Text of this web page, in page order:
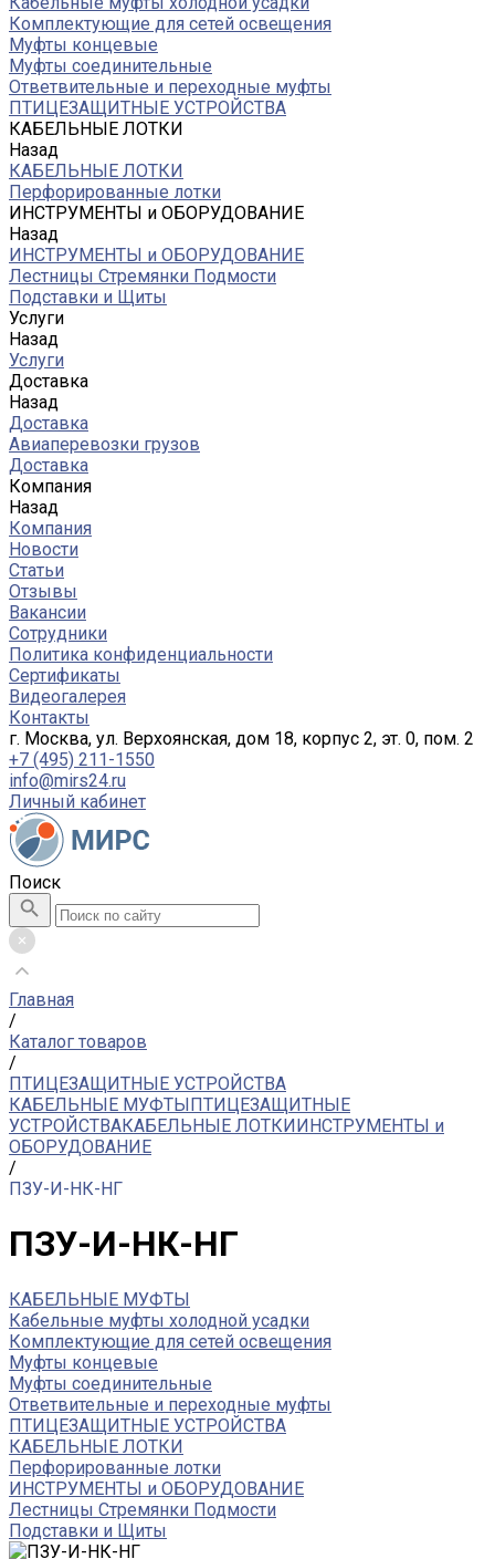
Комплектующие для сетей освещения
Муфты концевые
Муфты соединительные
Ответвительные и переходные муфты
ПТИЦЕЗАЩИТНЫЕ УСТРОЙСТВА
КАБЕЛЬНЫЕ ЛОТКИ
Назад
КАБЕЛЬНЫЕ ЛОТКИ
Перфорированные лотки
ИНСТРУМЕНТЫ и ОБОРУДОВАНИЕ
Назад
ИНСТРУМЕНТЫ и ОБОРУДОВАНИЕ
Лестницы Стремянки Подмости
Подставки и Щиты
Услуги
Назад
Услуги
Доставка
Назад
Доставка
Авиаперевозки грузов
Доставка
Компания
Назад
Компания
Новости
Статьи
Отзывы
Вакансии
Сотрудники
Политика конфиденциальности
Сертификаты
Видеогалерея
Контакты
г. Москва, ул. Верхоянская, дом 18, корпус 2, эт. 0, пом. 2
+7 (495) 211-1550
info@mirs24.ru
Личный кабинет
Поиск
Главная
/
Каталог товаров
/
ПТИЦЕЗАЩИТНЫЕ УСТРОЙСТВА
КАБЕЛЬНЫЕ МУФТЫПТИЦЕЗАЩИТНЫЕ
УСТРОЙСТВАКАБЕЛЬНЫЕ ЛОТКИИНСТРУМЕНТЫ и
ОБОРУДОВАНИЕ
/
ПЗУ-И-НК-НГ
ПЗУ-И-НК-НГ
КАБЕЛЬНЫЕ МУФТЫ
Кабельные муфты холодной усадки
Комплектующие для сетей освещения
Муфты концевые
Муфты соединительные
Ответвительные и переходные муфты
ПТИЦЕЗАЩИТНЫЕ УСТРОЙСТВА
КАБЕЛЬНЫЕ ЛОТКИ
Перфорированные лотки
ИНСТРУМЕНТЫ и ОБОРУДОВАНИЕ
Лестницы Стремянки Подмости
Подставки и Щиты